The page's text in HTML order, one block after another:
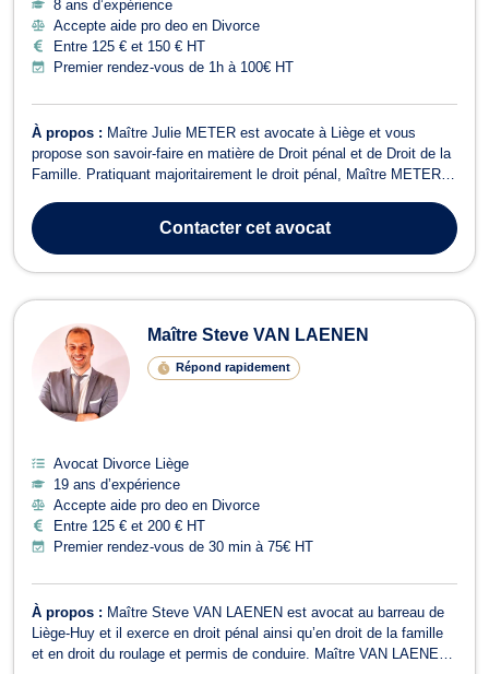
8 ans d’expérience
Accepte aide pro deo en Divorce
Entre 125 € et 150 € HT
Premier rendez-vous de 1h à 100€ HT
À propos : Maître Julie METER est avocate à Liège et vous
propose son savoir-faire en matière de Droit pénal et de Droit de la
Famille. Pratiquant majoritairement le droit pénal, Maître METER
victime d’infractions. Elle sera présente à vos côtés lors de toutes
les étapes de ...
Contactercet avocat
Maître Steve VAN LAENEN
Répond rapidement
Avocat Divorce Liège
19 ans d’expérience
Accepte aide pro deo en Divorce
Entre 125 € et 200 € HT
Premier rendez-vous de 30 min à 75€ HT
À propos : Maître Steve VAN LAENEN est avocat au barreau de
Liège-Huy et il exerce en droit pénal ainsi qu’en droit de la famille
et en droit du roulage et permis de conduire. Maître VAN LAENEN